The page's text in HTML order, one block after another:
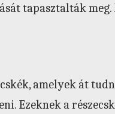
tapasztalták
amelyek át
Ezeknek a